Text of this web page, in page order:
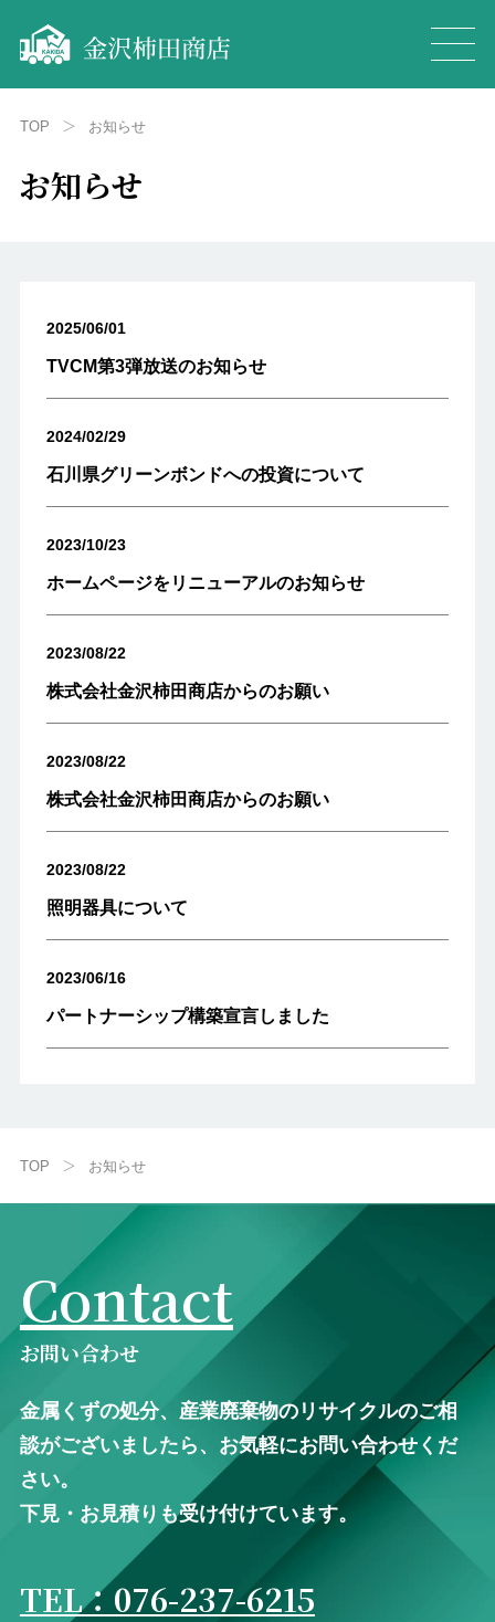
TOP ＞ お知らせ
お知らせ
2025/06/01
TVCM第3弾放送のお知らせ
2024/02/29
石川県グリーンボンドへの投資について
2023/10/23
ホームページをリニューアルのお知らせ
2023/08/22
株式会社金沢柿田商店からのお願い
2023/08/22
株式会社金沢柿田商店からのお願い
2023/08/22
照明器具について
2023/06/16
パートナーシップ構築宣言しました
TOP ＞ お知らせ
Contact
お問い合わせ
⾦属くずの処分、産業廃棄物のリサイクルのご相
談がございましたら、お気軽にお問い合わせくだ
さい。
下⾒・お⾒積りも受け付けています。
TEL：076-237-6215